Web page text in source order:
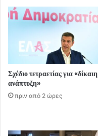
Σχέδιο τετραετίας για «δίκαιη
ανάπτυξη»
πριν από 2 ώρες